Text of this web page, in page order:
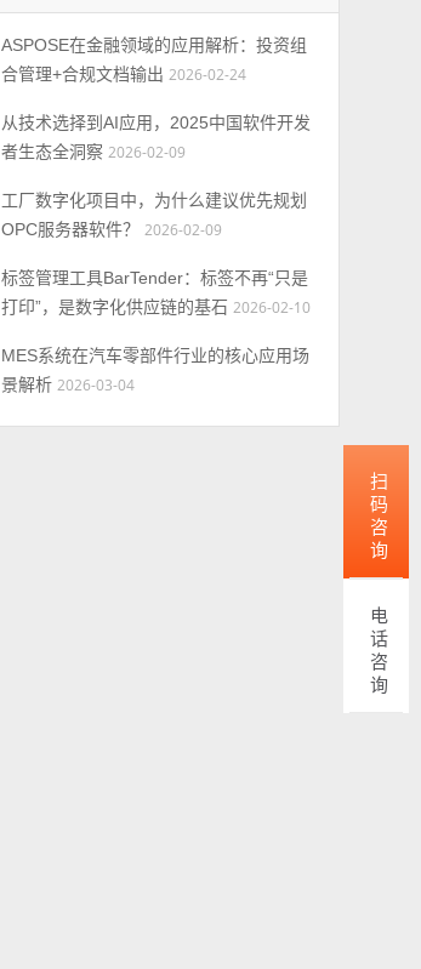
扫码咨询
电话咨询
ASPOSE在金融领域的应用解析：投资组
合管理+合规文档输出 2026-02-24
从技术选择到AI应用，2025中国软件开发
者生态全洞察 2026-02-09
工厂数字化项目中，为什么建议优先规划
OPC服务器软件？
2026-02-09
标签管理工具BarTender：标签不再“只是
打印”，是数字化供应链的基石 2026-02-10
MES系统在汽车零部件行业的核心应用场
景解析 2026-03-04